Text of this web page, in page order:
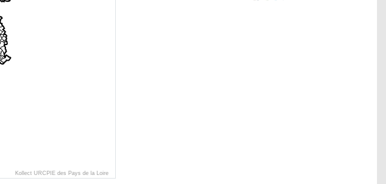
Kollect URCPIE des Pays de la Loire